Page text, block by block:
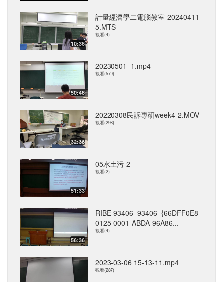
10:36
計量經濟學二電腦教室-20240411-
5.MTS
觀看(4)
50:46
20230501_1.mp4
觀看(570)
32:38
20220308民訴專研week4-2.MOV
觀看(298)
51:33
05水土污-2
觀看(2)
56:36
RIBE-93406_93406_{66DFF0E8-
0125-0001-ABDA-96A86...
觀看(4)
2023-03-06 15-13-11.mp4
觀看(287)